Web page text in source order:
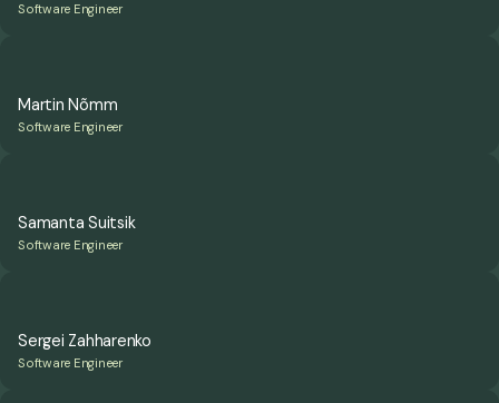
Software Engineer
Martin Nõmm
Software Engineer
Samanta Suitsik
Software Engineer
Sergei Zahharenko
Software Engineer